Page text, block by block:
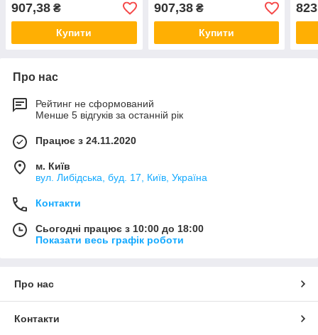
907,38 ₴
Купити
907,38₴
Купити
Про нас
Рейтинг не сформований
Менше 5 відгуків за останній рік
Працює з 24.11.2020
м. Київ
вул. Либідська, буд. 17, Київ, Україна
Контакти
Сьогодні працює з 10:00 до 18:00
Показати весь графік роботи
Про нас
Контакти